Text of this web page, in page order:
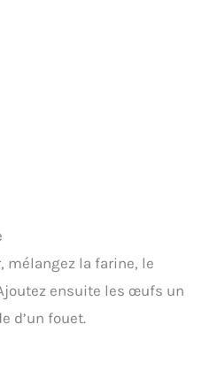
mélangez la farine, le
ensuite les œufs un
d’un fouet.